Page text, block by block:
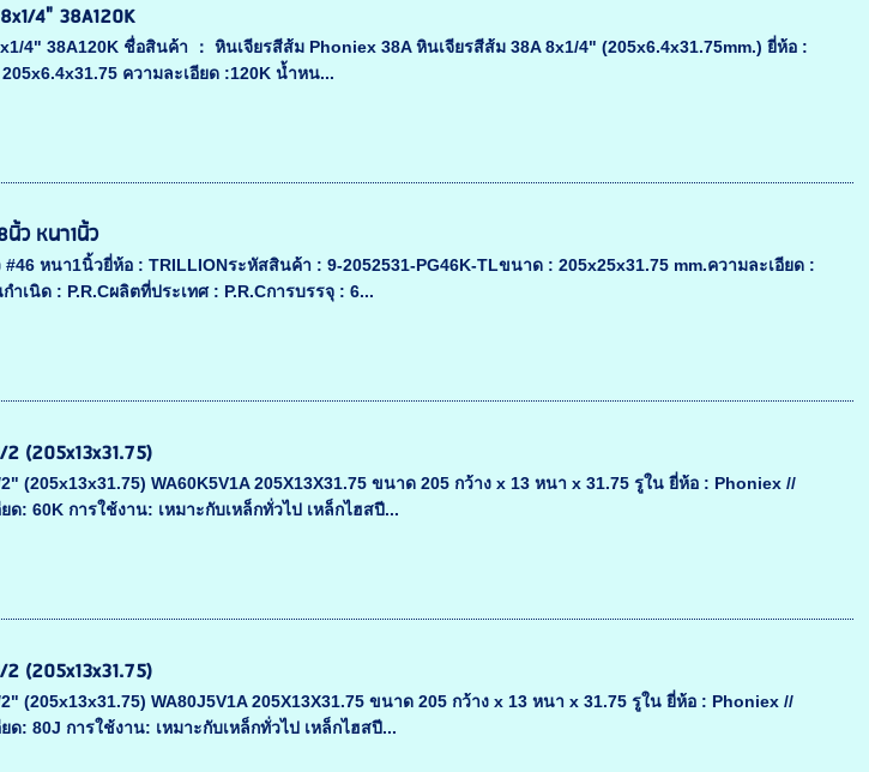
4" 38A120K
4" 38A120K ชื่อสินค้า ： หินเจียรสีส้ม Phoniex 38A หินเจียรสีส้ม 38A 8x1/4" (205x6.4x31.75mm.) ยี่ห้อ :
ความละเอียด :120K น้ำหน...
นิ้ว หนา1นิ้ว
#46 หนา1นิ้วยี่ห้อ : TRILLIONระหัสสินค้า : 9-2052531-PG46K-TLขนาด : 205x25x31.75 mm.ความละเอียด :
ำเนิด : P.R.Cผลิตที่ประเทศ : P.R.Cการบรรจุ : 6...
(205x13x31.75)
(205x13x31.75) WA60K5V1A 205X13X31.75 ขนาด 205 กว้าง x 13 หนา x 31.75 รูใน ยี่ห้อ : Phoniex //
ด: 60K การใช้งาน: เหมาะกับเหล็กทั่วไป เหล็กไฮสปี...
(205x13x31.75)
(205x13x31.75) WA80J5V1A 205X13X31.75 ขนาด 205 กว้าง x 13 หนา x 31.75 รูใน ยี่ห้อ : Phoniex //
ด: 80J การใช้งาน: เหมาะกับเหล็กทั่วไป เหล็กไฮสปี...